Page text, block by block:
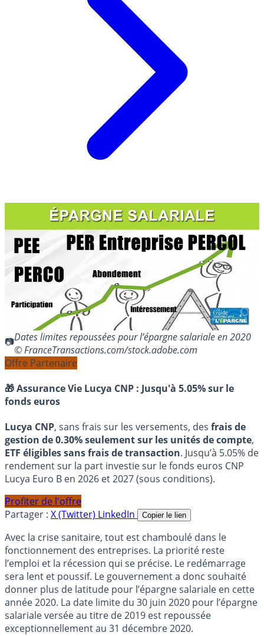
Dates limites repoussées pour l’épargne salariale en 2020
© FranceTransactions.com/stock.adobe.com
Offre Partenaire
🎁 Assurance Vie Lucya CNP : Jusqu'à 5.05% sur le
fonds euros
Lucya CNP, sans frais sur les versements, des frais de
gestion de 0.30% seulement sur les unités de compte,
ETF éligibles sans frais de transaction. Jusqu’à 5.05% de
rendement sur la part investie sur le fonds euros CNP
Lucya Euro B en 2026 et 2027 (sous conditions).
Profiter de l'offre
Partager : X (Twitter) LinkedIn Copier le lien
Avec la crise sanitaire, tout est chamboulé dans le
fonctionnement des entreprises. La priorité reste
l’emploi et la récession qui se précise. Le redémarrage
sera lent et poussif. Le gouvernement a donc souhaité
donner plus de latitude pour l’épargne salariale en cette
année 2020. La date limite du 30 juin 2020 pour l’épargne
salariale versée au titre de 2019 est repoussée
exceptionnellement au 31 décembre 2020.